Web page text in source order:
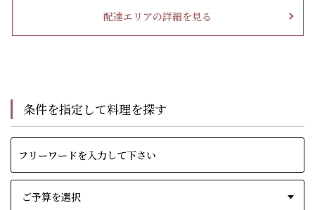
配達エリアの詳細を見る
条件を指定して料理を探す